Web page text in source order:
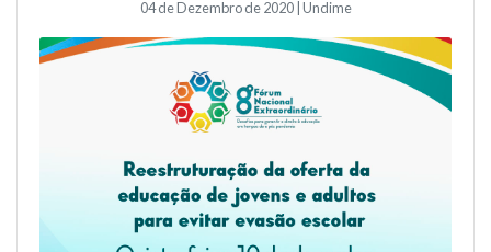
04 de Dezembro de 2020 | Undime